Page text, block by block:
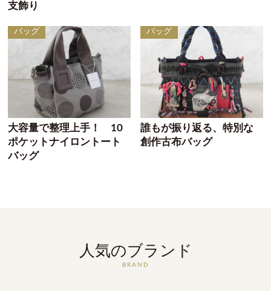
支飾り
バッグ
大容量で整理上手！ 10
ポケットナイロントート
バッグ
バッグ
誰もが振り返る、特別な
創作古布バッグ
人気のブランド
BRAND